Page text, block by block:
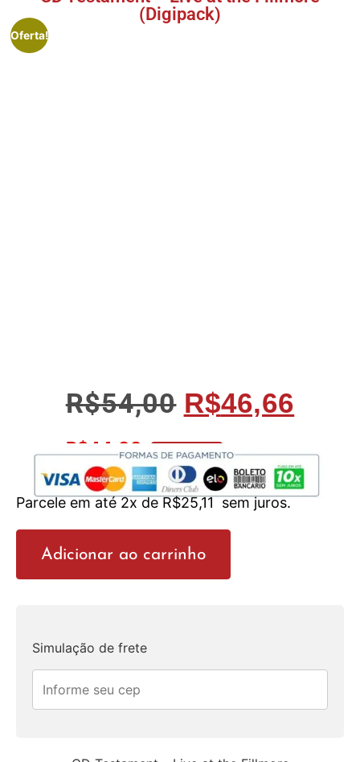
(Digipack)
Oferta!
R$54,00 R$46,66
R$44,33 No Pix 5% OFF
Parcele em até 2x deR$25,11 sem juros.
Adicionar ao carrinho
Simulação de frete